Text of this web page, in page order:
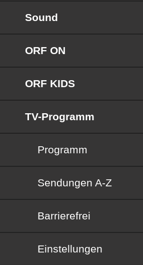
Sound
ORF ON
ORF KIDS
TV-Programm
Programm
Sendungen von A bis Z
Sendungen A-Z
Barrierefrei
Barrierefrei
Einstellungen